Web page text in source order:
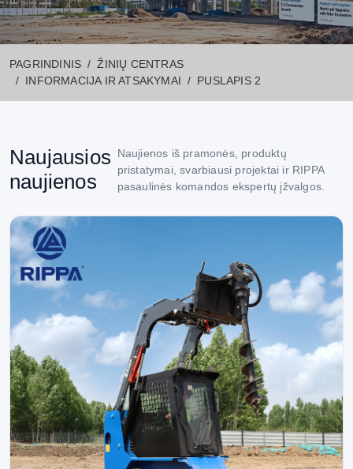
Informacija ir atsakymai
PAGRINDINIS
ŽINIŲ CENTRAS
INFORMACIJA IR ATSAKYMAI
PUSLAPIS 2
Naujausios
naujienos
Naujienos iš pramonės, produktų
pristatymai, svarbiausi projektai ir RIPPA
pasaulinės komandos ekspertų įžvalgos.